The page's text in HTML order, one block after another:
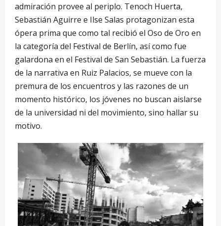
admiración provee al periplo. Tenoch Huerta,
Sebastián Aguirre e Ilse Salas protagonizan esta
ópera prima que como tal recibió el Oso de Oro en
la categoría del Festival de Berlín, así como fue
galardona en el Festival de San Sebastián. La fuerza
de la narrativa en Ruiz Palacios, se mueve con la
premura de los encuentros y las razones de un
momento histórico, los jóvenes no buscan aislarse
de la universidad ni del movimiento, sino hallar su
motivo.